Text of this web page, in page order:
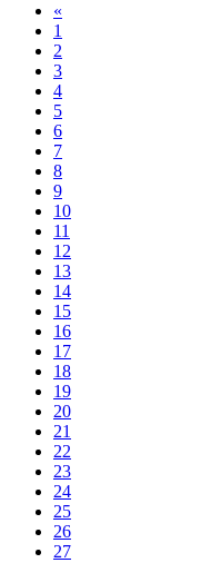
«
1
2
3
4
5
6
7
8
9
10
11
12
13
14
15
16
17
18
19
20
21
22
23
24
25
26
27